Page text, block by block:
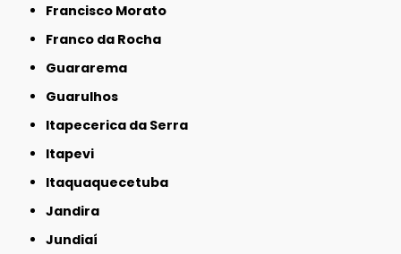
Francisco Morato
Franco da Rocha
Guararema
Guarulhos
Itapecerica da Serra
Itapevi
Itaquaquecetuba
Jandira
Jundiaí